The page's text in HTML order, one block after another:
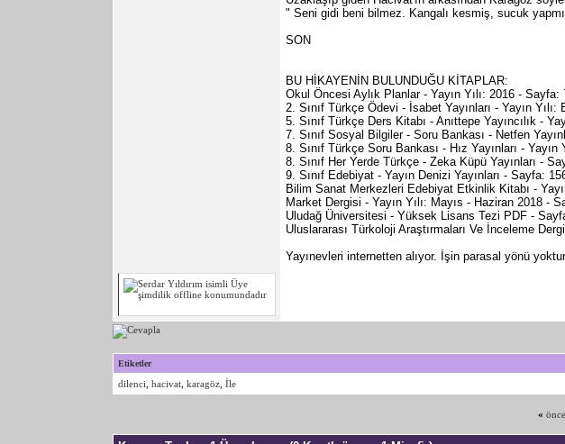
" Seni gidi beni bilmez. Kangalı kesmiş, sucuk
SON
BU HİKAYENİN BULUNDUĞU KİTAPLAR:
Okul Öncesi Aylık Planlar - Yayın Yılı: 2016 - Sayfa:
2. Sınıf Türkçe Ödevi - İsabet Yayınları - Yayın Yılı:
5. Sınıf Türkçe Ders Kitabı - Anıttepe Yayıncılık -
7. Sınıf Sosyal Bilgiler - Soru Bankası - Netfen
8. Sınıf Türkçe Soru Bankası - Hız Yayınları -
8. Sınıf Her Yerde Türkçe - Zeka Küpü Yayınları -
9. Sınıf Edebiyat - Yayın Denizi Yayınları - Sayfa:
Bilim Sanat Merkezleri Edebiyat Etkinlik Kitabı -
Market Dergisi - Yayın Yılı: Mayıs - Haziran 2018 -
Uludağ Üniversitesi - Yüksek Lisans Tezi PDF -
Uluslararası Türkoloji Araştırmaları Ve İnceleme
Yayınevleri internetten alıyor. İşin parasal yönü
Etiketler
dilenci ,hacivat ,karagöz ,İle
«